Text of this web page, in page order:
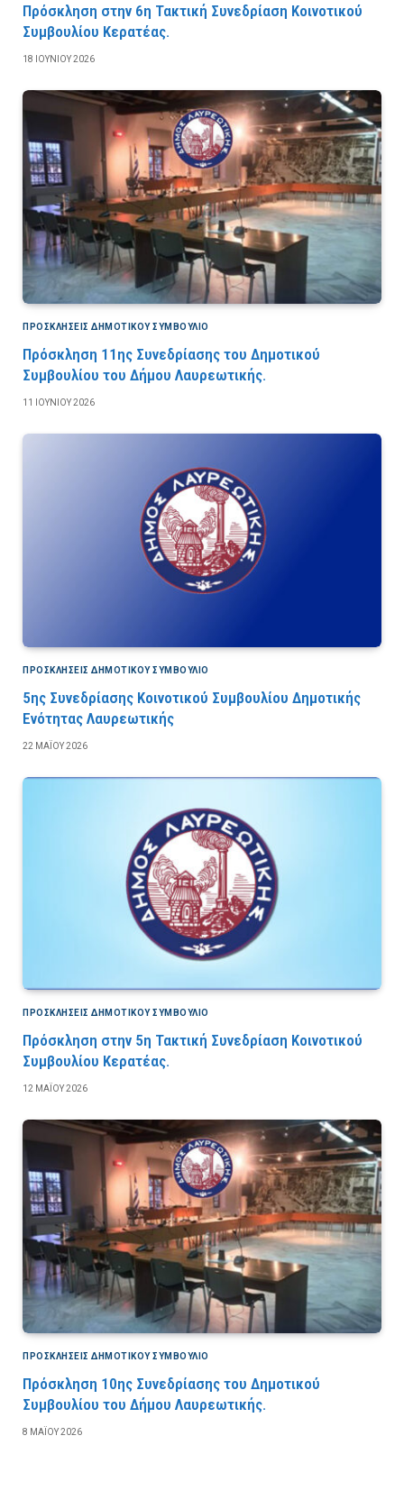
Πρόσκληση στην 6η Τακτική Συνεδρίαση Κοινοτικού
Συμβουλίου Κερατέας.
18 ΙΟΥΝΊΟΥ 2026
ΠΡΟΣΚΛΉΣΕΙΣ ΔΗΜΟΤΙΚΟΎ ΣΥΜΒΟΎΛΙΟ
Πρόσκληση 11ης Συνεδρίασης του Δημοτικού
Συμβουλίου του Δήμου Λαυρεωτικής.
11 ΙΟΥΝΊΟΥ 2026
ΠΡΟΣΚΛΉΣΕΙΣ ΔΗΜΟΤΙΚΟΎ ΣΥΜΒΟΎΛΙΟ
5ης Συνεδρίασης Κοινοτικού Συμβουλίου Δημοτικής
Ενότητας Λαυρεωτικής
22 ΜΑΪ́ΟΥ 2026
ΠΡΟΣΚΛΉΣΕΙΣ ΔΗΜΟΤΙΚΟΎ ΣΥΜΒΟΎΛΙΟ
Πρόσκληση στην 5η Τακτική Συνεδρίαση Κοινοτικού
Συμβουλίου Κερατέας.
12 ΜΑΪ́ΟΥ 2026
ΠΡΟΣΚΛΉΣΕΙΣ ΔΗΜΟΤΙΚΟΎ ΣΥΜΒΟΎΛΙΟ
Πρόσκληση 10ης Συνεδρίασης του Δημοτικού
Συμβουλίου του Δήμου Λαυρεωτικής.
8 ΜΑΪ́ΟΥ 2026